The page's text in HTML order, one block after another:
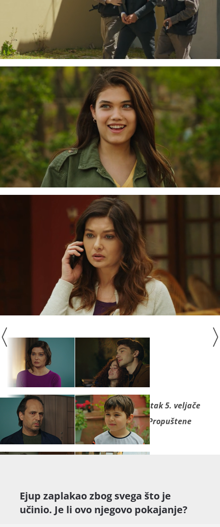
Finale serije " Gulperi" pratite u petak 5. veljače
u večernjem terminu na Novoj TV! Propuštene
epizode pogledajte naNova Plus.
Ejup zaplakao zbog svega što je
učinio. Je li ovo njegovo pokajanje?